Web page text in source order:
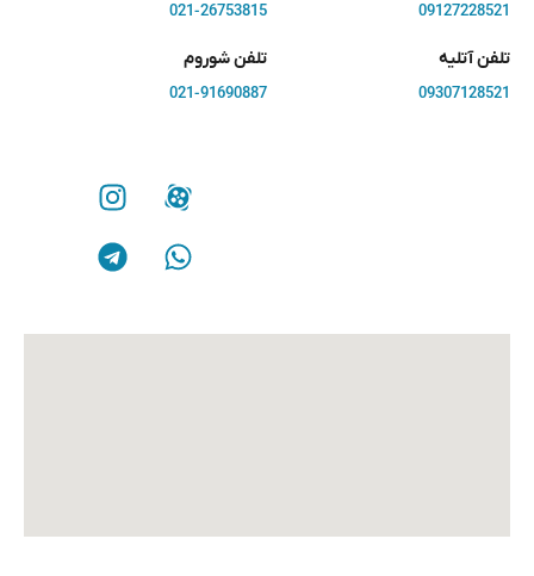
09127228521
021-26753815
تلفن آتلیه
09307128521
تلفن شوروم
021-91690887